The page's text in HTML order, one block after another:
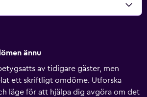
ännu
av tidigare gäster, men
ett skriftligt omdöme. Utforska
läge för att hjälpa dig avgöra om det